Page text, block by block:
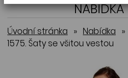
NABÍDKA
Úvodní stránka » Nabídka »
1575. Šaty se všitou vestou